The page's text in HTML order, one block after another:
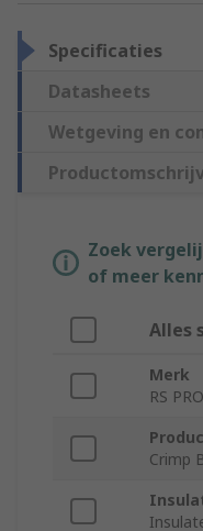
Specificaties
Datasheets
Wetgeving en
Zoek
of meer
Alles
Merk
RS PRO
Crimp